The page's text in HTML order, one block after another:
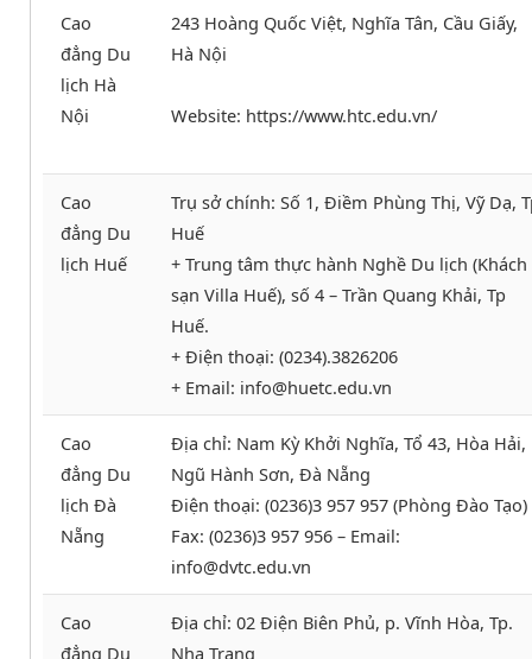
Cao
đẳng Du
lịch Hà
Nội
243 Hoàng Quốc Việt, Nghĩa Tân, Cầu Giấy,
Hà Nội
Website: https://www.htc.edu.vn/
Cao
đẳng Du
lịch Huế
Trụ sở chính: Số 1, Điềm Phùng Thị, Vỹ Dạ,
Huế
+ Trung tâm thực hành Nghề Du lịch (Khách
sạn Villa Huế), số 4 – Trần Quang Khải, Tp
Huế.
+ Điện thoại: (0234).3826206
+ Email: info@huetc.edu.vn
Cao
đẳng Du
lịch Đà
Nẵng
Địa chỉ: Nam Kỳ Khởi Nghĩa, Tổ 43, Hòa Hải,
Ngũ Hành Sơn, Đà Nẵng
Điện thoại: (0236)3 957 957 (Phòng Đào Tạo)
Fax: (0236)3 957 956 – Email:
info@dvtc.edu.vn
Cao
đẳng Du
Địa chỉ: 02 Điện Biên Phủ, p. Vĩnh Hòa, Tp.
Nha Trang